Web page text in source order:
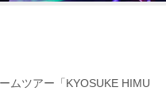
ムツアー「KYOSUKE HIMU